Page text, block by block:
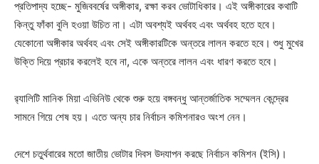
প্রতিপাদ্য হচ্ছে- মুজিববর্ষের অঙ্গীকার, রক্ষা করব ভোটাধিকার। এই অঙ্গীকারের কথাটি
কিন্তু ফাঁকা বুলি হওয়া উচিত না। এটা অবশ্যই অর্থবহ এবং অর্থবহ হতে হবে।
যেকোনো অঙ্গীকার অর্থবহ এবং সেই অঙ্গীকারটিকে অন্তরে লালন করতে হবে। শুধু মুখের
উক্তি দিয়ে প্রচার করলেই হবে না, একে অন্তরে লালন এবং ধারণ করতে হবে।
র‍্যালিটি মানিক মিয়া এভিনিউ থেকে শুরু হয়ে বঙ্গবন্ধু আন্তর্জাতিক সম্মেলন কেন্দ্রের
সামনে গিয়ে শেষ হয়। এতে অন্য চার নির্বাচন কমিশনারও অংশ নেন।
দেশে চতুর্থবারের মতো জাতীয় ভোটার দিবস ‍উদযাপন করছে নির্বাচন কমিশন (ইসি)।